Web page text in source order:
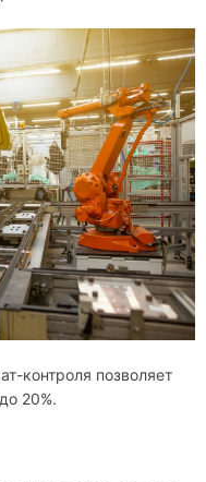
контроля позволяет
20%.